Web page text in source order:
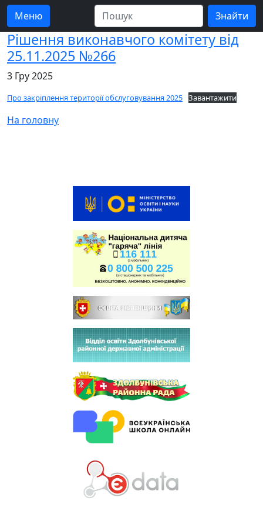
Меню
Рішення виконавчого комітету від
25.11.2025 №266
3 Гру 2025
Про закріплення території обслуговування 2025 Завантажити
На головну